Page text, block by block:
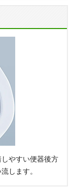
やすい便器後方
します。